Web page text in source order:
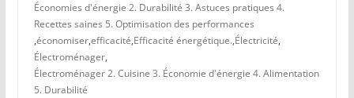
Économies d'énergie 2. Durabilité 3. Astuces pratiques 4.
Recettes saines 5. Optimisation des performances
,économiser,efficacité,Efficacité énergétique.,Électricité,
Électroménager,
Électroménager 2. Cuisine 3. Économie d'énergie 4. Alimentation
5. Durabilité